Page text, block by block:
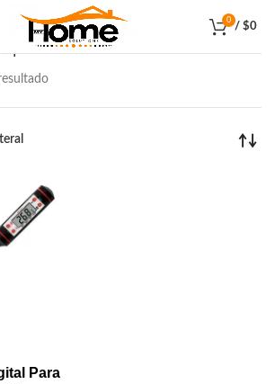
0
/ $0
“termómetro cocina”
Para